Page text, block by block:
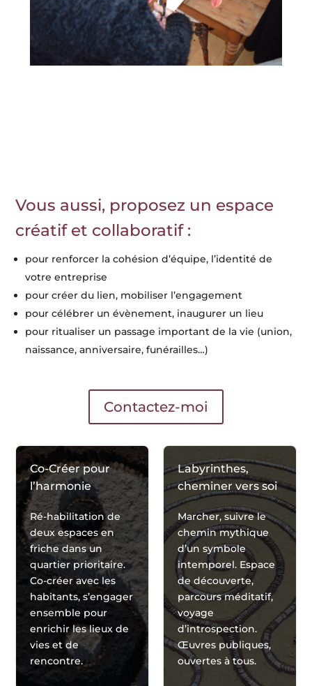
Vous aussi, proposez un espace
créatif et collaboratif :
pour renforcer la cohésion d’équipe, l’identité de
votre entreprise
pour créer du lien, mobiliser l’engagement
pour célébrer un évènement, inaugurer un lieu
pour ritualiser un passage important de la vie (union,
naissance, anniversaire, funérailles…)
Contactez-moi
Co-Créer pour
l’harmonie
Ré-habilitation de
deux espaces en
friche dans un
quartier prioritaire.
Co-créer avec les
habitants, s’engager
ensemble pour
enrichir les lieux de
vies et de
rencontre.
Labyrinthes,
cheminer vers soi
Marcher, suivre le
chemin mythique
d’un symbole
intemporel. Espace
de découverte,
parcours méditatif,
voyage
d’introspection.
Œuvres publiques,
ouvertes à tous.